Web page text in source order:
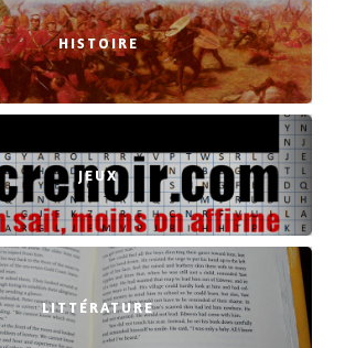
HISTOIRE
JEUX
LITTÉRATURE